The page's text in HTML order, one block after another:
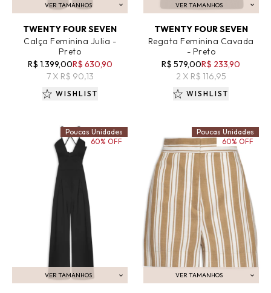
VER TAMANHOS
ADICIONAR AO CARRINHO
TWENTY FOUR SEVEN
Calça Feminina Julia -
Preto
R$ 1.399,00R$ 630,90
7 X R$ 90,13
WISHLIST
VER TAMANHOS
ADICIONAR AO CARRINHO
TWENTY FOUR SEVEN
Regata Feminina Cavada
- Preto
R$ 579,00R$ 233,90
2 X R$ 116,95
WISHLIST
VER TAMANHOS
ADICIONAR AO CARRINHO
Poucas Unidades
60% OFF
VER TAMANHOS
ADICIONAR AO CARRINHO
Poucas Unidades
60% OFF